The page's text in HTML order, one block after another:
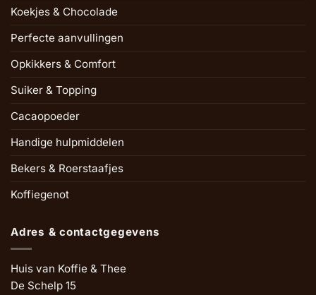
Koekjes & Chocolade
Perfecte aanvullingen
Opkikkers & Comfort
Suiker & Topping
Cacaopoeder
Handige hulpmiddelen
Bekers & Roerstaafjes
Koffiegenot
Adres & contactgegevens
Huis van Koffie & Thee
De Schelp 15